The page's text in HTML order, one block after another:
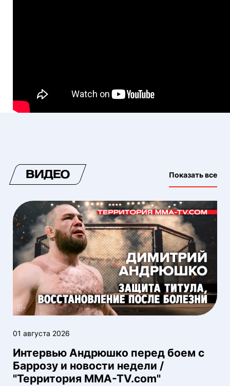
ВИДЕО Показать все
01 августа 2026
Интервью Андрюшко перед боем с
Баррозу и новости недели /
"Территория MMA-TV.com"